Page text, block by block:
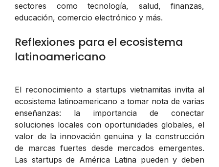
sectores como tecnología, salud, finanzas,
educación, comercio electrónico y más.
Reflexiones para el ecosistema
latinoamericano
El reconocimiento a startups vietnamitas invita al
ecosistema latinoamericano a tomar nota de varias
enseñanzas: la importancia de conectar
soluciones locales con oportunidades globales, el
valor de la innovación genuina y la construcción
de marcas fuertes desde mercados emergentes.
Las startups de América Latina pueden y deben